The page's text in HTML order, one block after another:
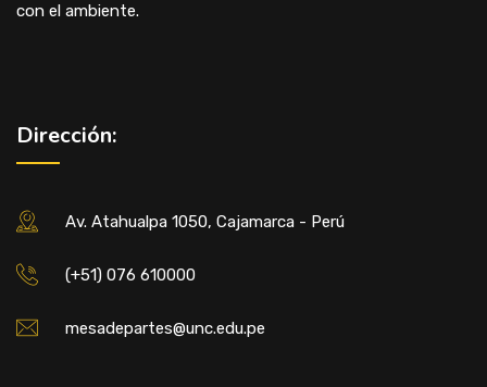
con el ambiente.
Dirección:
Av. Atahualpa 1050, Cajamarca - Perú
(+51) 076 610000
mesadepartes@unc.edu.pe